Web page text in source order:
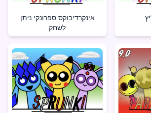
אינקרדיבוקס ספרונקי ניתן
לשחק